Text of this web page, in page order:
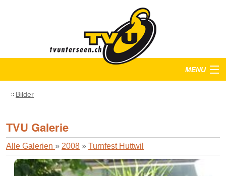
MENU
Anlässe
Verein
Bilder
TVU Galerie
Alle Galerien » 2008 » Turnfest Huttwil